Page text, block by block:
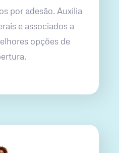
por adesão. Auxilia
e associados a
opções de